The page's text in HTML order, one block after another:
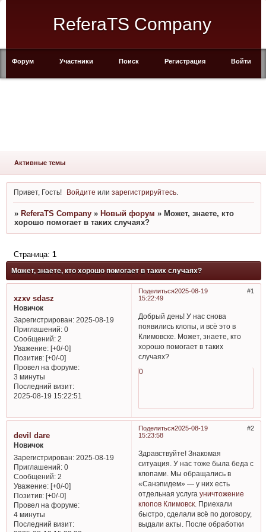
ReferaTS Company
Форум Участники Поиск Регистрация Войти
Активные темы
Привет, Гость! Войдите илизарегистрируйтесь
» ReferaTS Company » Новый форум » Может, знаете, кто
хорошо помогает в таких случаях?
Может, знаете, кто хорошо помогает в таких случаях?
Страница: 1
Поделиться 1
2025-08-19
15:22:49
xzxv sdasz
Новичок
Зарегистрирован: 2025-08-19
Приглашений:0
Сообщений:2
Уважение: [+0/-0]
Позитив: [+0/-0]
Провел на форуме:
3 минуты
Последний визит:
2025-08-19 15:22:51
Добрый день! У нас снова
появились клопы, и всё это в
Климовске. Может, знаете, кто
хорошо помогает в таких
случаях?
0
Поделиться 2
2025-08-19
15:23:58
devil dare
Новичок
Зарегистрирован: 2025-08-19
Приглашений:0
Сообщений:2
Уважение: [+0/-0]
Позитив: [+0/-0]
Провел на форуме:
4 минуты
Последний визит:
Здравствуйте! Знакомая
ситуация. У нас тоже была беда с
клопами. Мы обращались в
«Санэпидем» — у них есть
отдельная услугауничтожение
клопов Климовск . Приехали
быстро, сделали всё по договору,
выдали акты. После обработки